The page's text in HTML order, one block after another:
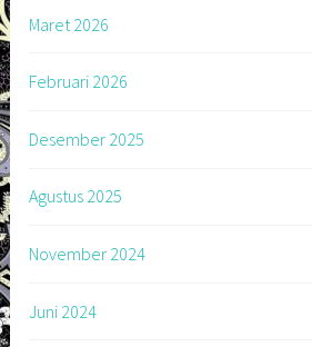
Maret 2026
Februari 2026
Desember 2025
Agustus 2025
November 2024
Juni 2024